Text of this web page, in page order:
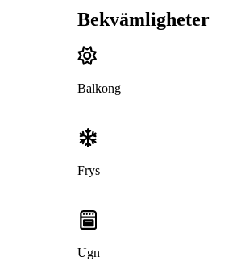
Bekvämligheter
Balkong
Frys
Ugn